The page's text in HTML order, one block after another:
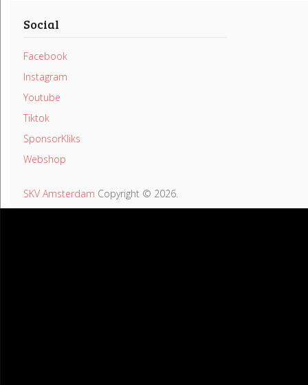
Social
Facebook
Instagram
Youtube
Tiktok
SponsorKliks
Webshop
SKV Amsterdam Copyright © 2026.